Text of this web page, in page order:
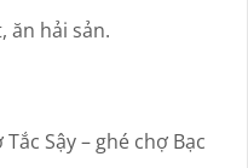
ăn hải sản.
Sậy – ghé chợ Bạc